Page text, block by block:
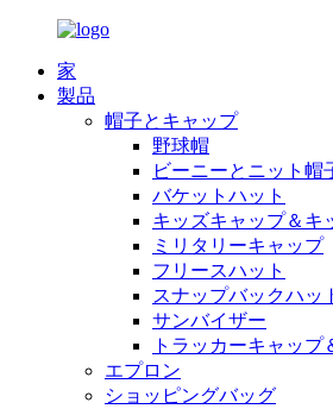
家
製品
帽子とキャップ
野球帽
ビーニーとニット帽
バケットハット
キッズキャップ＆キ
ミリタリーキャップ
フリースハット
スナップバックハッ
サンバイザー
トラッカーキャッ
エプロン
ショッピングバッグ